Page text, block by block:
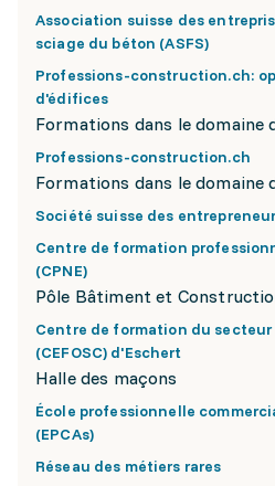
Association suisse des
sciage du béton (ASFS)
Professions-construction.ch:
d'édifices
Formations dans le domaine
Professions-construction.ch
Formations dans le domaine
Société suisse des
Centre de formation
(CPNE)
Pôle Bâtiment et
Centre de formation du
(CEFOSC) d'Eschert
Halle des maçons
École professionnelle
(EPCAs)
Réseau des métiers rares